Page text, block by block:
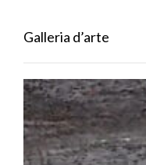
Galleria d’arte